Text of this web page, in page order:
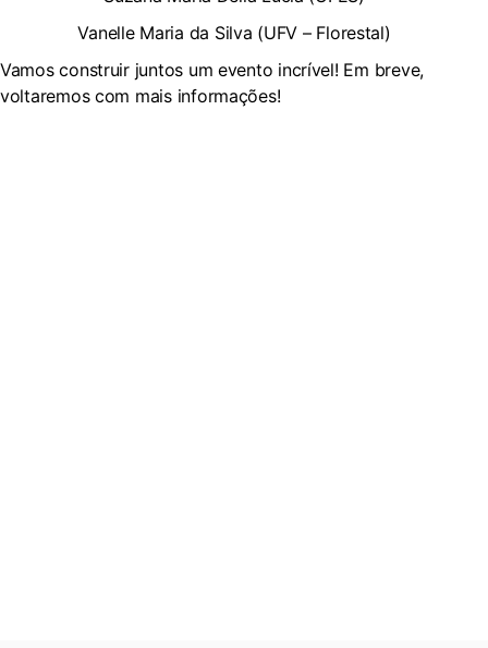
Vanelle Maria da Silva (UFV – Florestal)
Vamos construir juntos um evento incrível! Em breve,
voltaremos com mais informações!